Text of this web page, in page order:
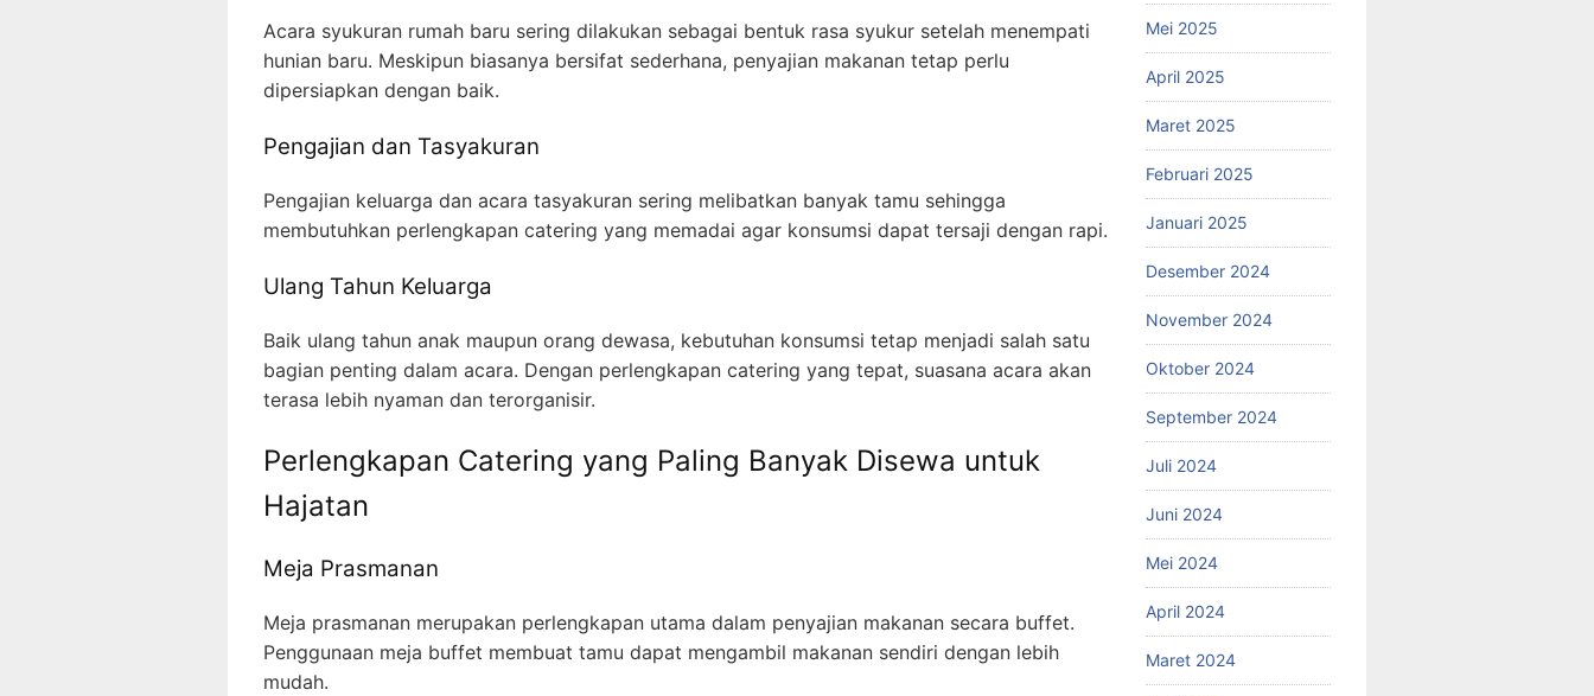
Acara syukuran rumah baru sering dilakukan sebagai bentuk rasa syukur setelah menempati
hunian baru. Meskipun biasanya bersifat sederhana, penyajian makanan tetap perlu
dipersiapkan dengan baik.
Pengajian dan Tasyakuran
Pengajian keluarga dan acara tasyakuran sering melibatkan banyak tamu sehingga
membutuhkan perlengkapan catering yang memadai agar konsumsi dapat tersaji dengan rapi.
Ulang Tahun Keluarga
Baik ulang tahun anak maupun orang dewasa, kebutuhan konsumsi tetap menjadi salah satu
bagian penting dalam acara. Dengan perlengkapan catering yang tepat, suasana acara akan
terasa lebih nyaman dan terorganisir.
Perlengkapan Catering yang Paling Banyak Disewa untuk
Hajatan
Meja Prasmanan
Meja prasmanan merupakan perlengkapan utama dalam penyajian makanan secara buffet.
Penggunaan meja buffet membuat tamu dapat mengambil makanan sendiri dengan lebih
mudah.
Mei 2025
April 2025
Maret 2025
Februari 2025
Januari 2025
Desember 2024
November 2024
Oktober 2024
September 2024
Juli 2024
Juni 2024
Mei 2024
April 2024
Maret 2024